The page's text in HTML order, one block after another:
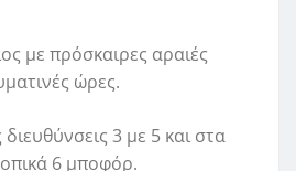
με πρόσκαιρες αραιές
ώρες.
3 με 5 και στα
6 μποφόρ.